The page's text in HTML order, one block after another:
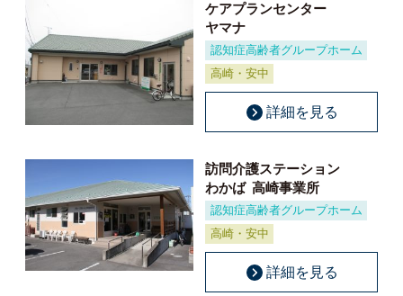
ケアプランセンター
ヤマナ
認知症高齢者グループホーム
高崎・安中
詳細を見る
訪問介護ステーション
わかば 高崎事業所
認知症高齢者グループホーム
高崎・安中
詳細を見る